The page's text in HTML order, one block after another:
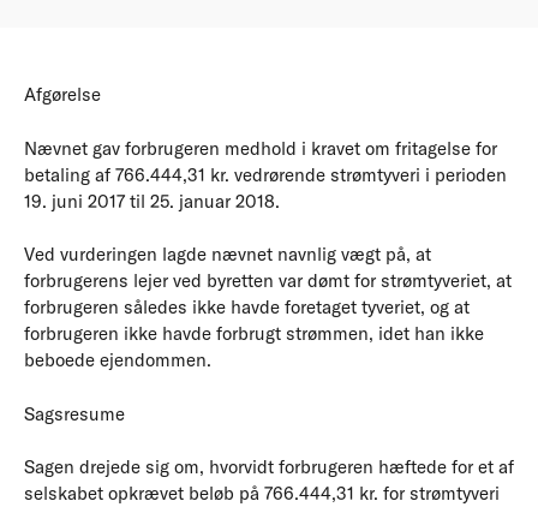
Afgørelse
Nævnet gav forbrugeren medhold i kravet om fritagelse for
betaling af 766.444,31 kr. vedrørende strømtyveri i perioden
19. juni 2017 til 25. januar 2018.
Ved vurderingen lagde nævnet navnlig vægt på, at
forbrugerens lejer ved byretten var dømt for strømtyveriet, at
forbrugeren således ikke havde foretaget tyveriet, og at
forbrugeren ikke havde forbrugt strømmen, idet han ikke
beboede ejendommen.
Sagsresume
Sagen drejede sig om, hvorvidt forbrugeren hæftede for et af
selskabet opkrævet beløb på 766.444,31 kr. for strømtyveri